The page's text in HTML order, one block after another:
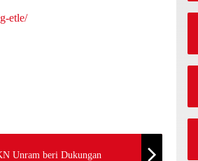
etle/
Unram beri Dukungan